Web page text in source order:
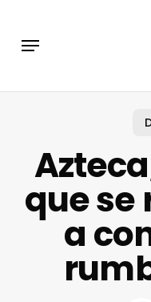
main
Menu
que
a